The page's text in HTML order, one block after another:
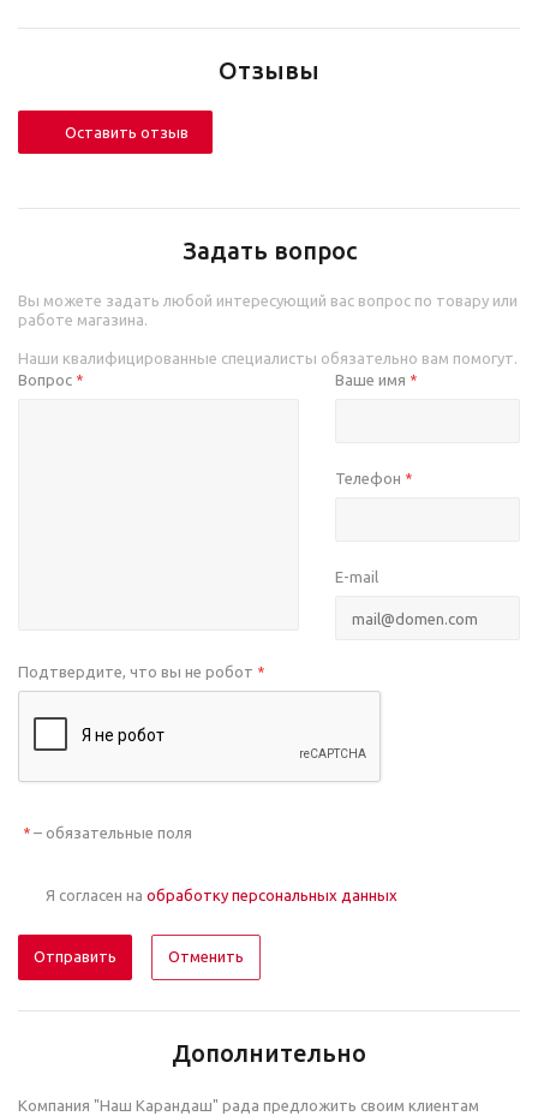
Отзывы
Оставить отзыв
Задать вопрос
Вы можете задать любой интересующий вас вопрос по товару или
работе магазина.
Наши квалифицированные специалисты обязательно вам помогут.
Вопрос * Ваше имя *
Телефон *
E-mail
Подтвердите, что вы не робот *
* – обязательные поля
Я согласен на обработку персональных данных
Отменить
Дополнительно
Компания "Наш Карандаш" рада предложить своим клиентам